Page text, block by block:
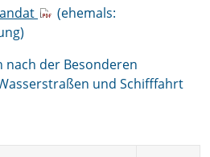
(ehemals:
nach der Besonderen
und Schifffahrt